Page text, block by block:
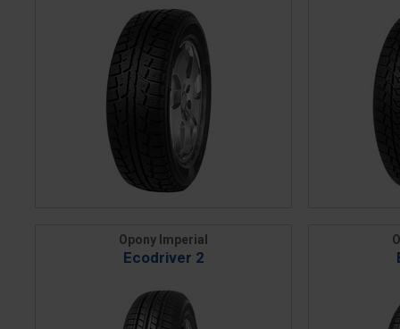
Opony Imperial
Ecodriver 2